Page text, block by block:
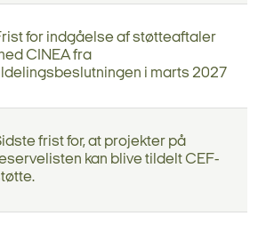
for indgåelse af støtteaftaler
CINEA fra
i marts 2027
frist for, at projekter på
kan blive tildelt CEF-